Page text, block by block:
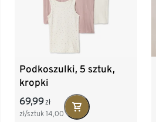
Podkoszulki, 5 sztuk,
kropki
69,99 zł
zł/sztuk14,00